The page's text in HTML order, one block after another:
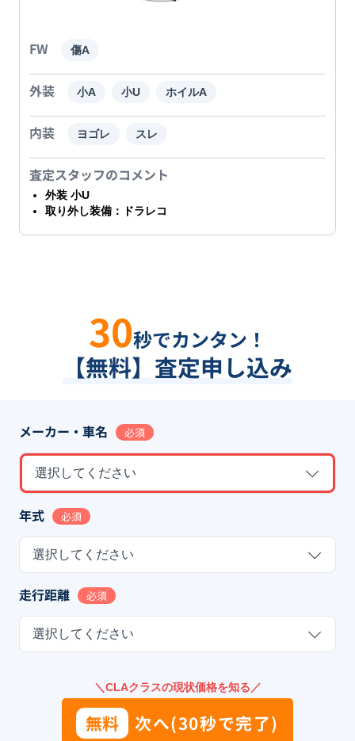
FW 傷A
外装 小A 小U ホイルA
内装 ヨゴレ スレ
査定スタッフのコメント
外装 小U
取り外し装備：ドラレコ
30秒でカンタン！
【無料】査定申し込み
メーカー・車名 必須
選択してください
年式 必須
選択してください
走行距離 必須
選択してください
＼CLAクラスの現状価格を知る／
無料 次へ(30秒で完了)